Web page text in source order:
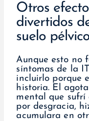
Otros
divertidos
suelo
Aunque esto no
síntomas de la
incluirlo porque
historia. El
mental que sufrí
por desgracia,
acumulara en